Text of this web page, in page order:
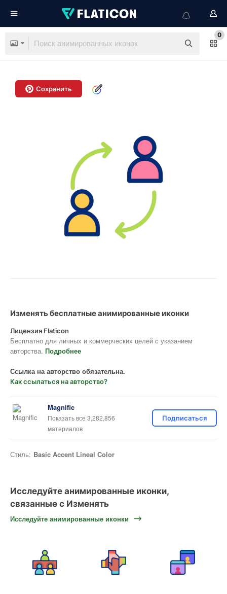
0
Сохранить
Изменять бесплатные анимированные иконки
Лицензия Flaticon
Бесплатно для личных и коммерческих целей с указанием
авторства. Подробнее
Ссылка на авторство обязательна.
Как ссылаться на авторство?
Magnific
Показать все 3,282,856
материалов
Подписаться
Стиль: Basic Accent Lineal Color
Исследуйте анимированные иконки,
связанные с Изменять
Исследуйте анимированные иконки